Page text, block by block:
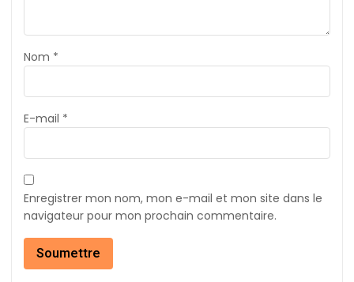
Nom *
E-mail *
Enregistrer mon nom, mon e-mail et mon site dans le
navigateur pour mon prochain commentaire.